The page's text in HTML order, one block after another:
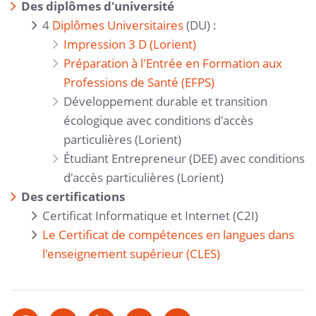
Des diplômes d'université
4 Diplômes Universitaires(DU) :
Impression 3 D (Lorient)
Préparation à l'Entrée en Formation aux
Professions de Santé (EFPS)
Développement durable et transition
écologique avec conditions d'accès
particulières (Lorient)
Étudiant Entrepreneur (DEE) avec conditions
d'accès particulières (Lorient)
Des certifications
Certificat Informatique et Internet (C2I)
Le Certificat de compétences en langues dans
l'enseignement supérieur (CLES)